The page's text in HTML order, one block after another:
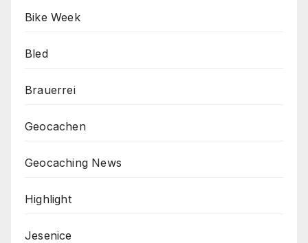
Bike Week
Bled
Brauerrei
Geocachen
Geocaching News
Highlight
Jesenice